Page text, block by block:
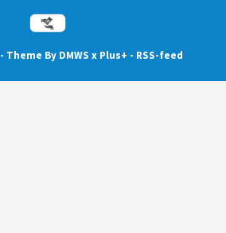
- Theme By DMWS x Plus+ - RSS-feed